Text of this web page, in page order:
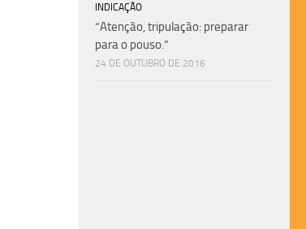
INDICAÇÃO
“Atenção, tripulação: preparar
para o pouso.”
24 DE OUTUBRO DE 2016